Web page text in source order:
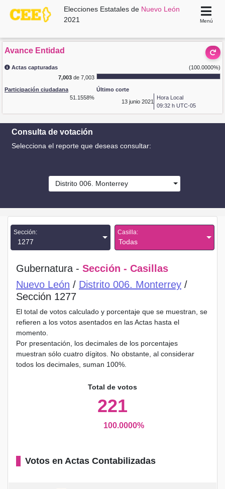
Elecciones Estatales de Nuevo León
2021
Menú
Avance Entidad
Actas capturadas
(100.0000%)
7,003de 7,003
Participación ciudadana
51.1558%
Último corte
13 junio 2021
Hora Local
09:32 h UTC-05
Consulta de votación
Selecciona el reporte que deseas consultar:
Distrito 006. Monterrey
Sección:
1277
Casilla:
Todas
Gubernatura - Sección - Casillas
Nuevo León / Distrito 006. Monterrey /
Sección 1277
El total de votos calculado y porcentaje que se muestran, se
refieren a los votos asentados en las Actas hasta el
momento.
Por presentación, los decimales de los porcentajes
muestran sólo cuatro dígitos. No obstante, al considerar
todos los decimales, suman 100%.
Total de votos
221
100.0000%
Votos en Actas Contabilizadas